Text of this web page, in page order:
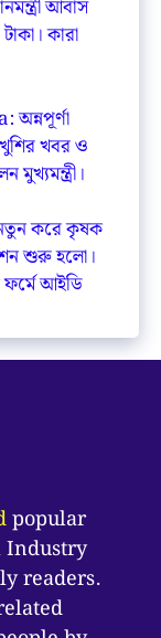
আবাস
কারা
খবর ও
মুখ্যমন্ত্রী।
করে কৃষক
শুরু হলো।
আইডি
popular
Industry
readers.